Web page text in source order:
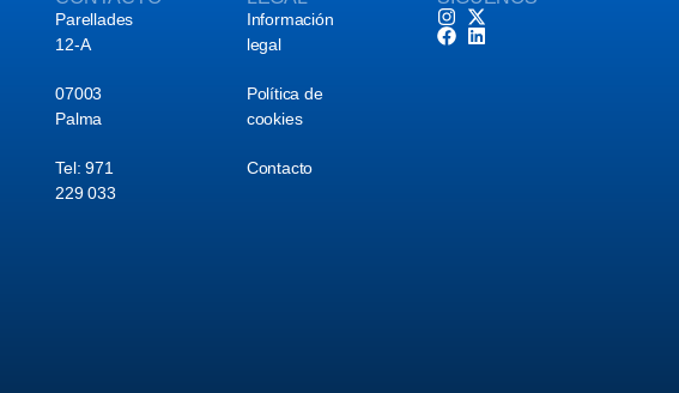
Parellades
12-A
07003
Palma
Tel: 971
229 033
Información
legal
Política de
cookies
Contacto